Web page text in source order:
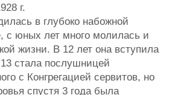
г.
в глубоко набожной
с юных лет много молилась и
жизни. В 12 лет она вступила
стала послушницей
с Конгрегацией сервитов, но
спустя 3 года была